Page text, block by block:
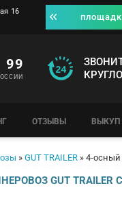
16
99
ОТЗЫВЫ ВЫКУП
» GUT TRAILER » 4-осный
GUT TRAILER